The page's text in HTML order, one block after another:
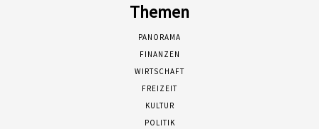
Themen
PANORAMA
FINANZEN
WIRTSCHAFT
FREIZEIT
KULTUR
POLITIK